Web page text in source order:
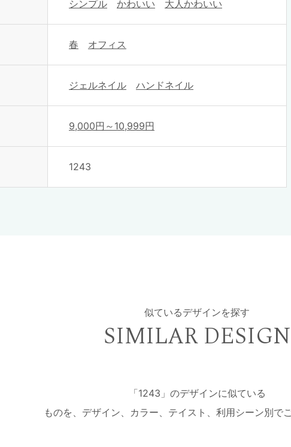
シンプル かわいい 大人かわいい
春 オフィス
ジェルネイル ハンドネイル
9,000円～10,999円
1243
似ているデザインを探す
SIMILAR DESIGN
「1243」のデザインに似ている
ものを、デザイン、カラー、テイスト、利用シーン別で